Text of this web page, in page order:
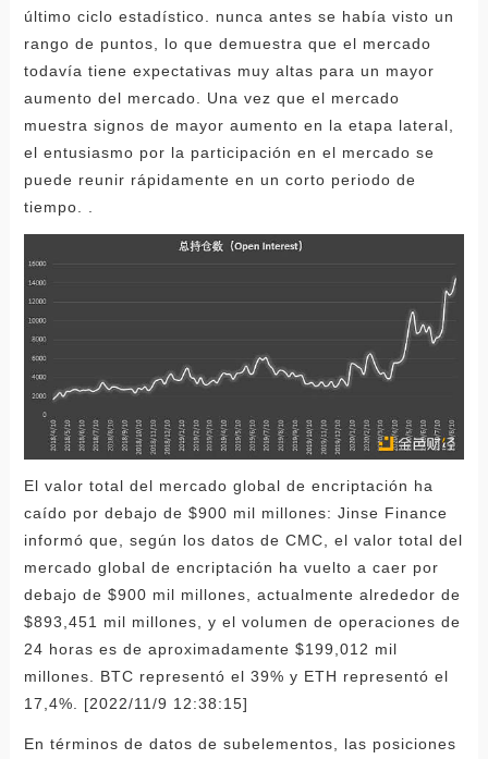
último ciclo estadístico. nunca antes se había visto un
rango de puntos, lo que demuestra que el mercado
todavía tiene expectativas muy altas para un mayor
aumento del mercado. Una vez que el mercado
muestra signos de mayor aumento en la etapa lateral,
el entusiasmo por la participación en el mercado se
puede reunir rápidamente en un corto periodo de
tiempo. .
El valor total del mercado global de encriptación ha
caído por debajo de $900 mil millones: Jinse Finance
informó que, según los datos de CMC, el valor total del
mercado global de encriptación ha vuelto a caer por
debajo de $900 mil millones, actualmente alrededor de
$893,451 mil millones, y el volumen de operaciones de
24 horas es de aproximadamente $199,012 mil
millones. BTC representó el 39% y ETH representó el
17,4%. [2022/11/9 12:38:15]
En términos de datos de subelementos, las posiciones